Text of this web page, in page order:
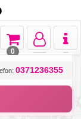
Toggle
Toggle
navigation
Toggle
navigation
0
0371236355